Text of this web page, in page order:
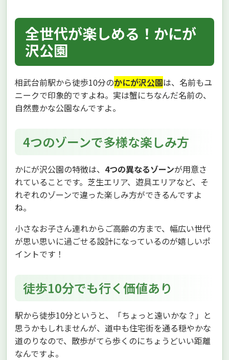
全世代が楽しめる！かにが
沢公園
相武台前駅から徒歩10分のかにが沢公園は、名前もユ
ニークで印象的ですよね。実は蟹にちなんだ名前の、
自然豊かな公園なんですよ。
4つのゾーンで多様な楽しみ方
かにが沢公園の特徴は、 4つの異なるゾーンが用意さ
れていることです。芝生エリア、遊具エリアなど、そ
れぞれのゾーンで違った楽しみ方ができるんですよ
ね。
小さなお子さん連れからご高齢の方まで、幅広い世代
が思い思いに過ごせる設計になっているのが嬉しいポ
イントです！
徒歩10分でも行く価値あり
駅から徒歩10分というと、「ちょっと遠いかな？」と
思うかもしれませんが、道中も住宅街を通る穏やかな
道のりなので、散歩がてら歩くのにちょうどいい距離
なんですよ。